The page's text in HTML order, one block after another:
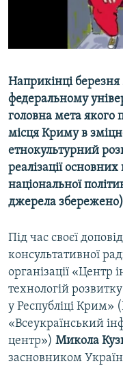
ВІДЕОУРОКИ «ELIFBE»
СВІДЧЕННЯ ОКУПАЦІЇ
ІНФОГРАФІКА
Qırımtatar
ДОЛУЧАЙСЯ!
Усі сайти RFE/RL
Наприкінці
федеральному
головна мета якого
місця Криму в
етнокультурний
реалізації
національної
джерела
Під час своєї
консультативної
організації «Центр
технологій
у Республіці Крим»
«Всеукраїнський
центр») Микола
засновником